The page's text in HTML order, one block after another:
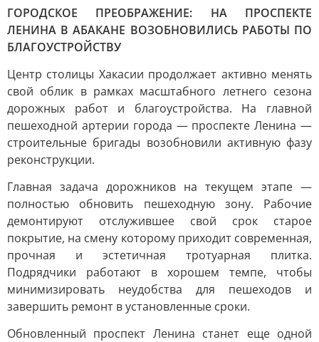
ГОРОДСКОЕ ПРЕОБРАЖЕНИЕ: НА ПРОСПЕКТЕ
ЛЕНИНА В АБАКАНЕ ВОЗОБНОВИЛИСЬ РАБОТЫ ПО
БЛАГОУСТРОЙСТВУ
Центр столицы Хакасии продолжает активно менять
свой облик в рамках масштабного летнего сезона
дорожных работ и благоустройства. На главной
пешеходной артерии города — проспекте Ленина —
строительные бригады возобновили активную фазу
реконструкции.
Главная задача дорожников на текущем этапе —
полностью обновить пешеходную зону. Рабочие
демонтируют отслужившее свой срок старое
покрытие, на смену которому приходит современная,
прочная и эстетичная тротуарная плитка.
Подрядчики работают в хорошем темпе, чтобы
минимизировать неудобства для пешеходов и
завершить ремонт в установленные сроки.
Обновленный проспект Ленина станет еще одной